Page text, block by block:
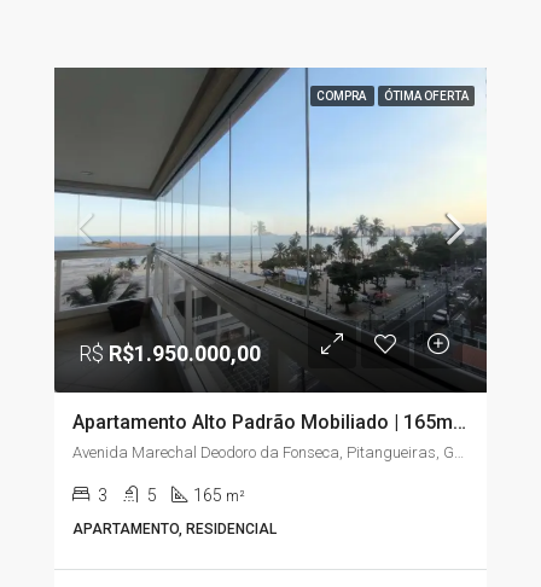
COMPRA ÓTIMA OFERTA
R$ R$1.950.000,00
Apartamento Alto Padrão Mobiliado | 165m² | 3 Suítes | Vista para o Mar | Pitangueiras – Guarujá/SP
3 5 165 m²
APARTAMENTO, RESIDENCIAL